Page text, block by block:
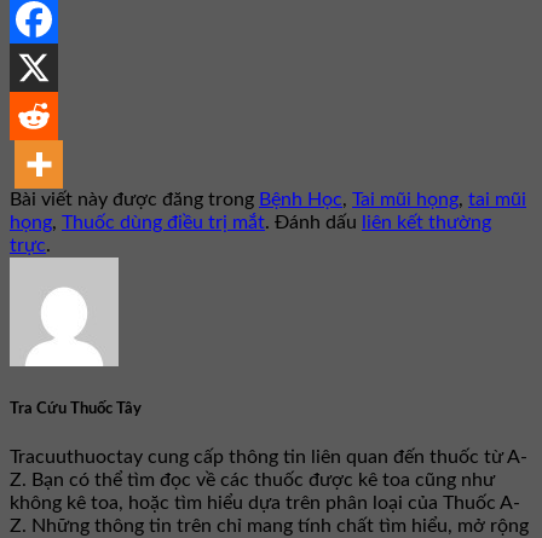
Bài viết này được đăng trong Bệnh Học, Tai mũi họng, tai mũi
họng, Thuốc dùng điều trị mắt. Đánh dấu
liên kết thường
trực.
Tra Cứu Thuốc Tây
Tracuuthuoctay cung cấp thông tin liên quan đến thuốc từ A-
Z. Bạn có thể tìm đọc về các thuốc được kê toa cũng như
không kê toa, hoặc tìm hiểu dựa trên phân loại của Thuốc A-
Z. Những thông tin trên chỉ mang tính chất tìm hiểu, mở rộng